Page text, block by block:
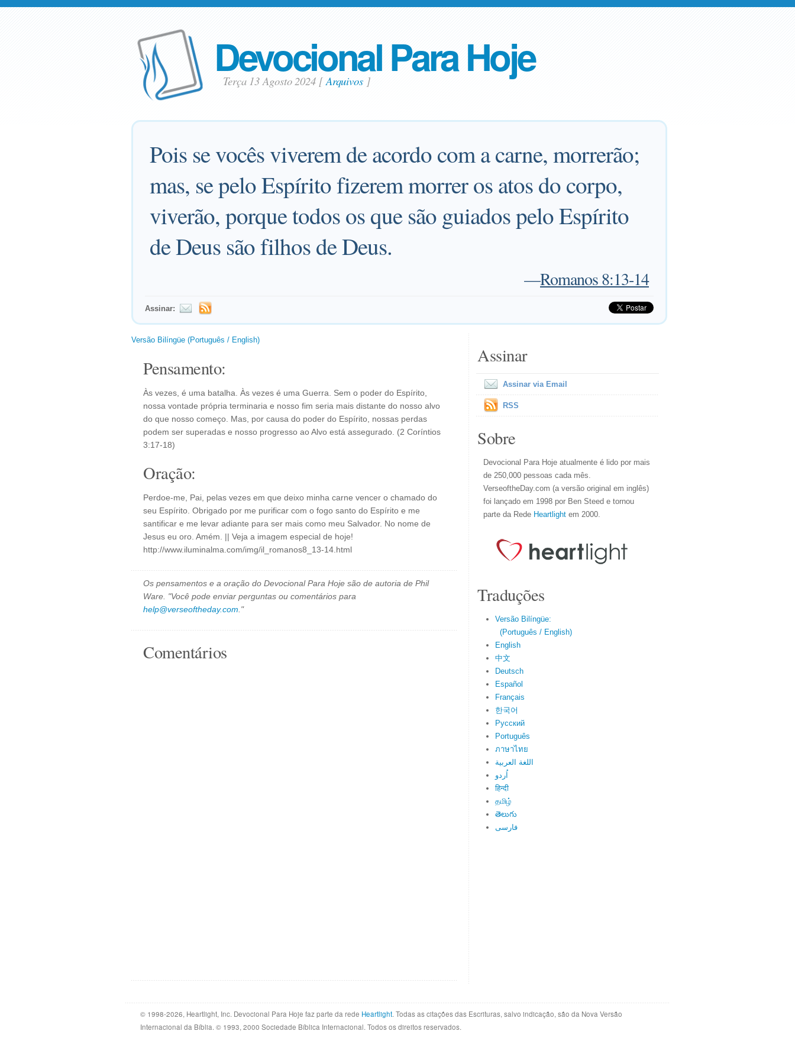
Devocional Para Hoje
Terça 13 Agosto 2024 [Arquivos]
Pois se vocês viverem de acordo com a carne, morrerão;
mas, se pelo Espírito fizerem morrer os atos do corpo,
viverão, porque todos os que são guiados pelo Espírito
de Deus são filhos de Deus.
—Romanos 8:13-14
Assinar:
Versão Bilíngüe (Português / English)
Pensamento:
Às vezes, é uma batalha. Às vezes é uma Guerra. Sem o poder do Espírito,
nossa vontade própria terminaria e nosso fim seria mais distante do nosso alvo
do que nosso começo. Mas, por causa do poder do Espírito, nossas perdas
podem ser superadas e nosso progresso ao Alvo está assegurado. (2 Coríntios
3:17-18)
Oração:
Perdoe-me, Pai, pelas vezes em que deixo minha carne vencer o chamado do
seu Espírito. Obrigado por me purificar com o fogo santo do Espírito e me
santificar e me levar adiante para ser mais como meu Salvador. No nome de
Jesus eu oro. Amém. || Veja a imagem especial de hoje!
http://www.iluminalma.com/img/il_romanos8_13-14.html
Os pensamentos e a oração do Devocional Para Hoje são de autoria de Phil
Ware. "Você pode enviar perguntas ou comentários para
help@verseoftheday.com ."
Comentários
Assinar
Assinar via Email
RSS
Sobre
Devocional Para Hoje atualmente é lido por mais
de 250,000 pessoas cada mês.
VerseoftheDay.com (a versão original em inglês)
foi lançado em 1998 por Ben Steed e tornou
parte da Rede Heartlight em 2000.
Traduções
Versão Bilíngüe:
(Português / English)
English
中文
Deutsch
Español
Français
한국어
Русский
Português
ภาษาไทย
اللغة العربية
اُردو
हिन्दी
தமிழ்
తెలుగు
فارسی
© 1998-2026, Heartlight, Inc. Devocional Para Hoje faz parte da rede Heartlight. Todas as citações das Escrituras, salvo indicação, são da Nova Versão
Internacional da Bíblia. © 1993, 2000 Sociedade Bíblica Internacional. Todos os direitos reservados.